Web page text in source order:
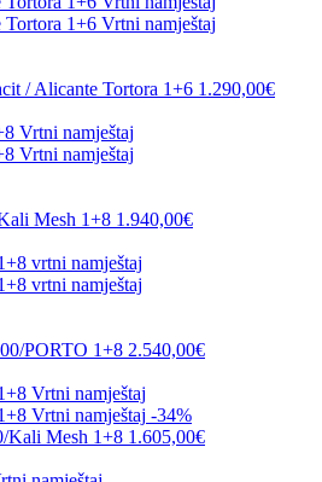
/ Alicante Tortora 1+6 1.290,00€
Mesh 1+8 1.940,00€
PORTO 1+8 2.540,00€
-34%
Kali Mesh 1+8 1.605,00€